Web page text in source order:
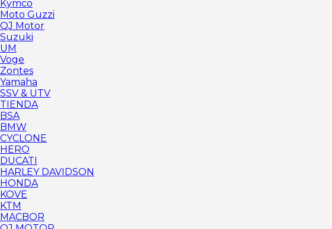
Kymco
Moto Guzzi
QJ Motor
Suzuki
UM
Voge
Zontes
Yamaha
SSV & UTV
TIENDA
BSA
BMW
CYCLONE
HERO
DUCATI
HARLEY DAVIDSON
HONDA
KOVE
KTM
MACBOR